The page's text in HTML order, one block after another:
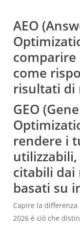
AEO
come
risultati di
GEO
rendere i
citabili dai
basati su
Capire la
2026 è ciò che